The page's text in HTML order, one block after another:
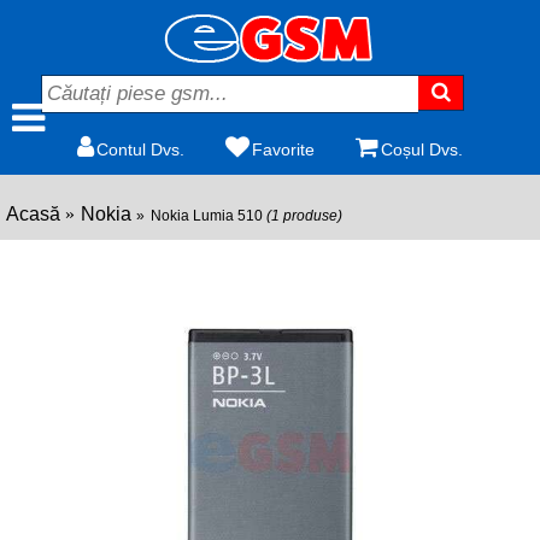
Contul Dvs. Favorite Coșul Dvs.
Acasă Nokia Nokia Lumia 510 (1 produse)